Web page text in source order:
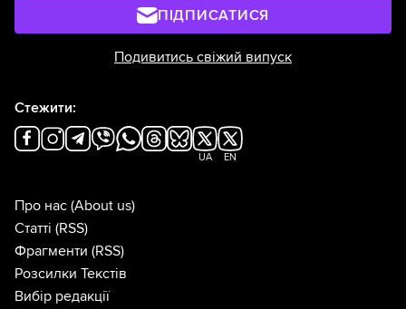
ПІДПИСАТИСЯ
Подивитись свіжий випуск
Стежити:
UA EN
Про нас (About us)
Статті (RSS)
Фрагменти (RSS)
Розсилки Текстів
Вибір редакції